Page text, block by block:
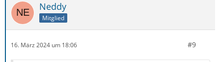
Neddy
Mitglied
16. März 2024 um 18:06 #9